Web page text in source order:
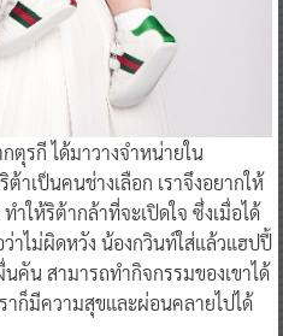
รกี ได้มาวางจำหน่ายใน
าเป็นคนช่างเลือก เราจึงอยากให้
ให้ริต้ากล้าที่จะเปิดใจ ซึ่งเมื่อได้
าไม่ผิดหวัง น้องกวินท์ใส่แล้วแฮปปี้
คัน สามารถทำกิจกรรมของเขาได้
าก็มีความสุขและผ่อนคลายไปได้